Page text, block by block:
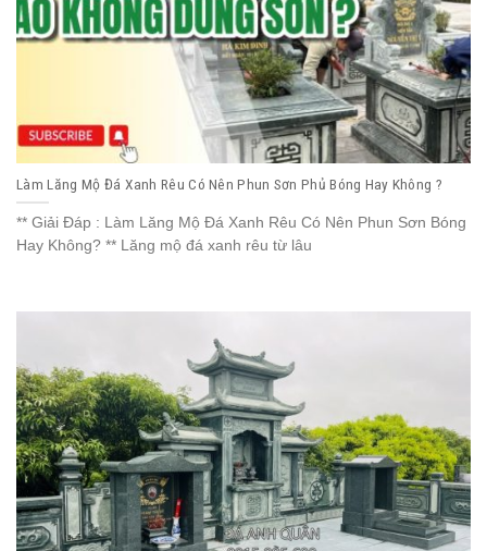
Làm Lăng Mộ Đá Xanh Rêu Có Nên Phun Sơn Phủ Bóng Hay Không ?
** Giải Đáp : Làm Lăng Mộ Đá Xanh Rêu Có Nên Phun Sơn Bóng
Hay Không? ** Lăng mộ đá xanh rêu từ lâu